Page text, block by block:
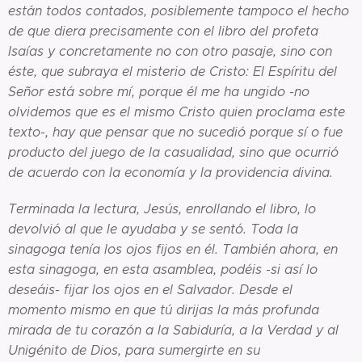
están todos contados, posiblemente tampoco el hecho
de que diera precisamente con el libro del profeta
Isaías y concretamente no con otro pasaje, sino con
éste, que subraya el misterio de Cristo: El Espíritu del
Señor está sobre mí, porque él me ha ungido -no
olvidemos que es el mismo Cristo quien proclama este
texto-, hay que pensar que no sucedió porque sí o fue
producto del juego de la casualidad, sino que ocurrió
de acuerdo con la economía y la providencia divina.
Terminada la lectura, Jesús, enrollando el libro, lo
devolvió al que le ayudaba y se sentó. Toda la
sinagoga tenía los ojos fijos en él. También ahora, en
esta sinagoga, en esta asamblea, podéis -si así lo
deseáis- fijar los ojos en el Salvador. Desde el
momento mismo en que tú dirijas la más profunda
mirada de tu corazón a la Sabiduría, a la Verdad y al
Unigénito de Dios, para sumergirte en su